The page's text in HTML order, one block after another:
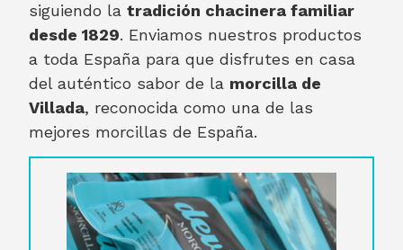
siguiendo la tradición chacinera familiar
desde 1829. Enviamos nuestros productos
a toda España para que disfrutes en casa
del auténtico sabor de la morcilla de
Villada, reconocida como una de las
mejores morcillas de España.